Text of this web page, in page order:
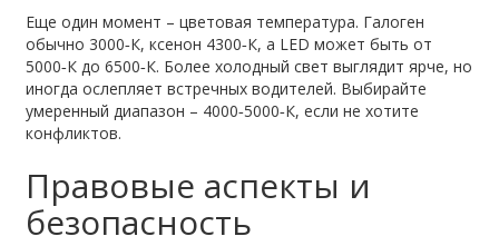
Еще один момент – цветовая температура. Галоген
обычно 3000‑К, ксенон 4300‑К, а LED может быть от
5000‑К до 6500‑К. Более холодный свет выглядит ярче, но
иногда ослепляет встречных водителей. Выбирайте
умеренный диапазон – 4000‑5000‑К, если не хотите
конфликтов.
Правовые аспекты и
безопасность